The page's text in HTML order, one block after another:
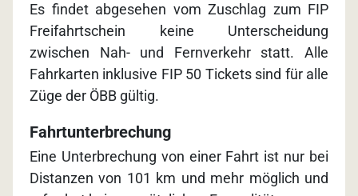
Es findet abgesehen vom Zuschlag zum FIP
Freifahrtschein keine Unterscheidung
zwischen Nah- und Fernverkehr statt. Alle
Fahrkarten inklusive FIP 50 Tickets sind für alle
Züge der ÖBB gültig.
Fahrtunterbrechung
Eine Unterbrechung von einer Fahrt ist nur bei
Distanzen von 101 km und mehr möglich und